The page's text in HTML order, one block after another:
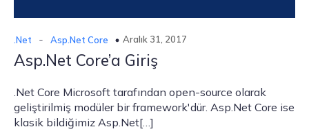
.Net - Asp.Net Core Aralık 31, 2017
Asp.Net Core’a Giriş
.Net Core Microsoft tarafından open-source olarak
geliştirilmiş modüler bir framework'dür. Asp.Net Core ise
klasik bildiğimiz Asp.Net[…]